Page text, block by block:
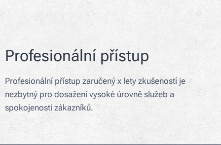
Profesionální přístup
Profesionální přístup zaručený x lety zkušeností je
nezbytný pro dosažení vysoké úrovně služeb a
spokojenosti zákazníků.